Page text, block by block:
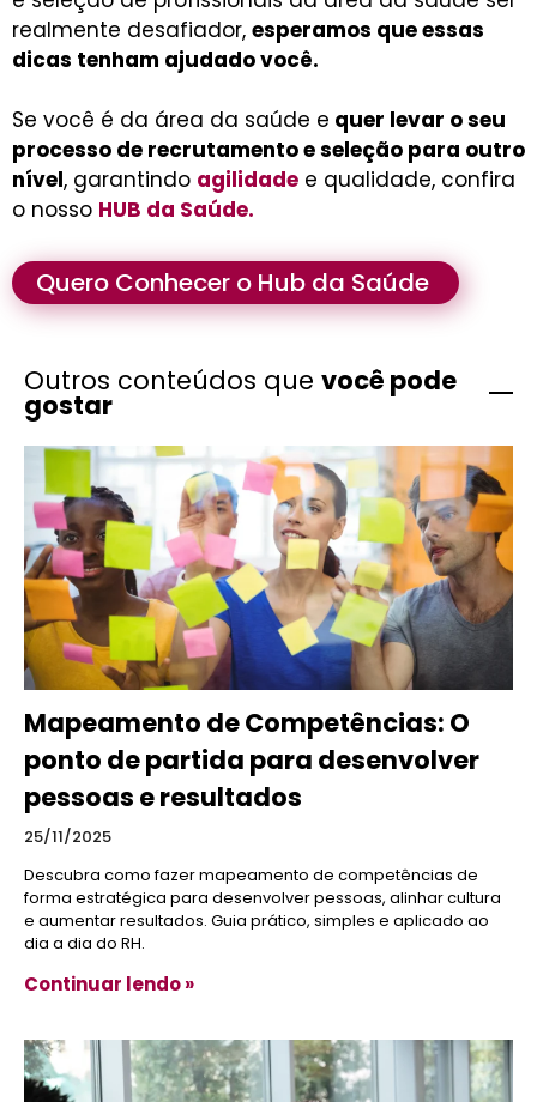
realmente desafiador, esperamos que essas
dicas tenham ajudado você.
Se você é da área da saúde e quer levar o seu
processo de recrutamento e seleção para outro
nível, garantindo agilidade e qualidade, confira
o nosso HUB da Saúde.
Quero Conhecer o Hub da Saúde
Outros conteúdos que você pode
gostar
Mapeamento de Competências: O
ponto de partida para desenvolver
pessoas e resultados
25/11/2025
Descubra como fazer mapeamento de competências de
forma estratégica para desenvolver pessoas, alinhar cultura
e aumentar resultados. Guia prático, simples e aplicado ao
dia a dia do RH.
Continuar lendo »